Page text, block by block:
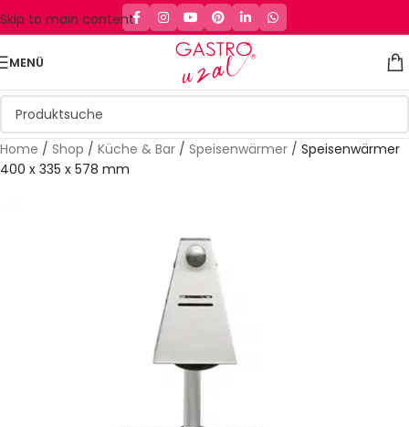
Skip to main content
MENÜ
Home / Shop / Küche & Bar / Speisenwärmer / Speisenwärmer
400 x 335 x 578 mm